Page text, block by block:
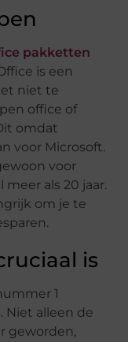
pakketten
is een
niet te
office of
omdat
voor Microsoft.
voor
als 20 jaar.
om je te
is
1
Niet alleen de
geworden,